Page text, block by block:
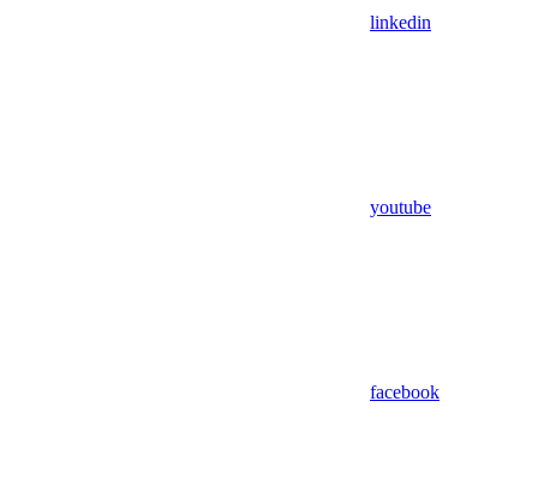
linkedin
youtube
facebook